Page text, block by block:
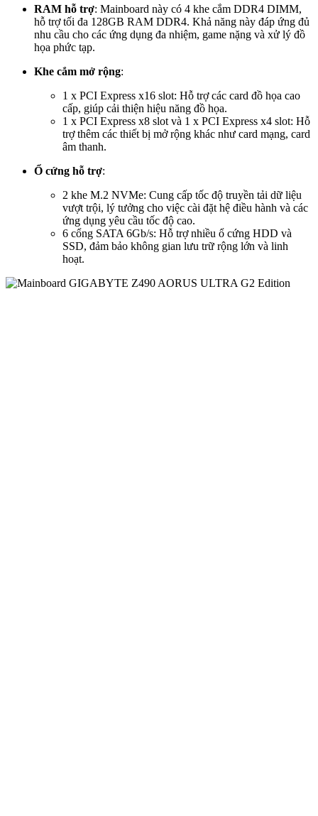
RAM hỗ trợ: Mainboard này có 4 khe cắm DDR4 DIMM,
hỗ trợ tối đa 128GB RAM DDR4. Khả năng này đáp ứng đủ
nhu cầu cho các ứng dụng đa nhiệm, game nặng và xử lý đồ
họa phức tạp.
Khe cắm mở rộng:
1 x PCI Express x16 slot: Hỗ trợ các card đồ họa cao
cấp, giúp cải thiện hiệu năng đồ họa.
1 x PCI Express x8 slot và 1 x PCI Express x4 slot: Hỗ
trợ thêm các thiết bị mở rộng khác như card mạng, card
âm thanh.
Ổ cứng hỗ trợ:
2 khe M.2 NVMe: Cung cấp tốc độ truyền tải dữ liệu
vượt trội, lý tưởng cho việc cài đặt hệ điều hành và các
ứng dụng yêu cầu tốc độ cao.
6 cổng SATA 6Gb/s: Hỗ trợ nhiều ổ cứng HDD và
SSD, đảm bảo không gian lưu trữ rộng lớn và linh
hoạt.